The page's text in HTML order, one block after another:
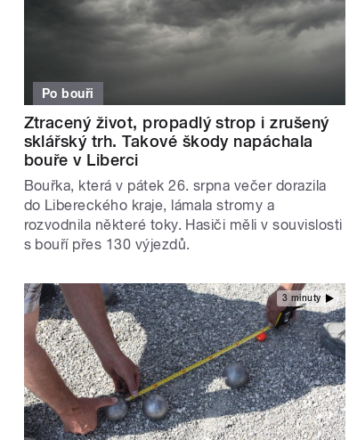
Po bouři
Ztracený život, propadlý strop i zrušený
sklářský trh. Takové škody napáchala
bouře v Liberci
Bouřka, která v pátek 26. srpna večer dorazila
do Libereckého kraje, lámala stromy a
rozvodnila některé toky. Hasiči měli v souvislosti
s bouří přes 130 výjezdů.
3 minuty